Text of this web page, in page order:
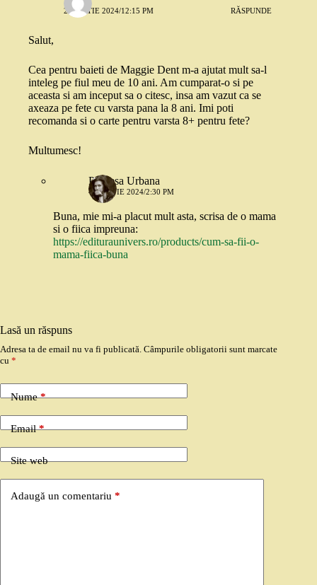
2 MARTIE 2024/12:15 PM RĂSPUNDE
Salut,
Cea pentru baieti de Maggie Dent m-a ajutat mult sa-l
inteleg pe fiul meu de 10 ani. Am cumparat-o si pe
aceasta si am inceput sa o citesc, insa am vazut ca se
axeaza pe fete cu varsta pana la 8 ani. Imi poti
recomanda si o carte pentru varsta 8+ pentru fete?
Multumesc!
Printesa Urbana
4 MARTIE 2024/2:30 PM
Buna, mie mi-a placut mult asta, scrisa de o mama
si o fiica impreuna:
https://edituraunivers.ro/products/cum-sa-fii-o-
mama-fiica-buna
Lasă un răspuns
Adresa ta de email nu va fi publicată. Câmpurile obligatorii sunt marcate
cu *
Nume*
Email*
Site web
Adaugă un comentariu *